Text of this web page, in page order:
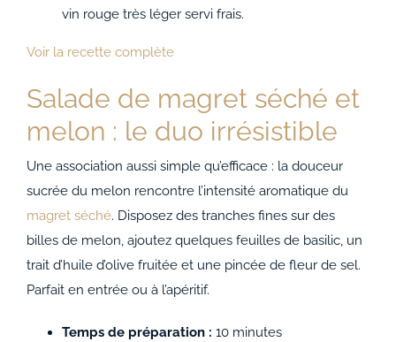
vin rouge très léger servi frais.
Voir la recette complète
Salade de magret séché et
melon : le duo irrésistible
Une association aussi simple qu’efficace : la douceur
sucrée du melon rencontre l’intensité aromatique du
magret séché. Disposez des tranches fines sur des
billes de melon, ajoutez quelques feuilles de basilic, un
trait d’huile d’olive fruitée et une pincée de fleur de sel.
Parfait en entrée ou à l’apéritif.
Temps de préparation : 10 minutes